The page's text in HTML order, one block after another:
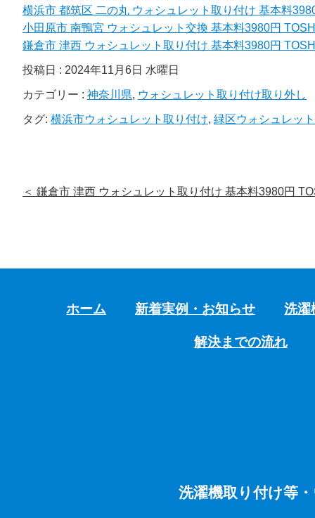
横浜市 都筑区 二の丸 ウォシュレット取り付け 基本料
小田原市 南鴨宮 ウォシュレット交換 基本料3980円
鎌倉市 津西 ウォシュレット取り付け 基本料3980円
投稿日 : 2024年11月6日 水曜日
カテゴリー : 神奈川県, ウォシュレット取り付け取り外し
タグ: 横浜市ウォシュレット取り付け, 緑区ウォシュレッ
＜ 鎌倉市 津西 ウォシュレット取り付け 基本料3980円
ホーム 新着実例・お知らせ 洗濯
解決までの流れ
洗濯機取り付け等